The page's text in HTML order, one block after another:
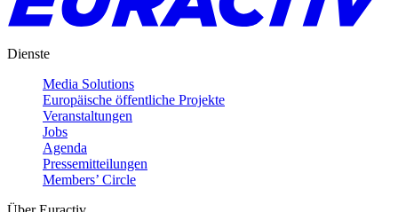
Dienste
Media Solutions
Europäische öffentliche Projekte
Veranstaltungen
Jobs
Agenda
Pressemitteilungen
Members’ Circle